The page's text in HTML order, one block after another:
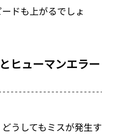
ドも上がるでしょ
ヒューマンエラー
うしてもミスが発生す